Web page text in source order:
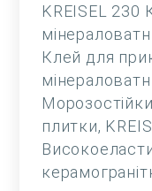
KREISEL
Клей для
плитки,